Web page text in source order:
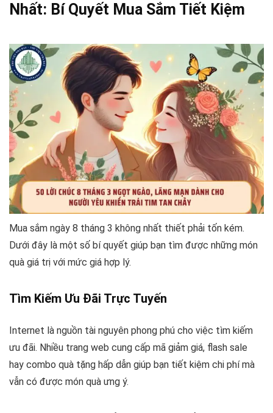
Nhất: Bí Quyết Mua Sắm Tiết Kiệm
Mua sắm ngày 8 tháng 3 không nhất thiết phải tốn kém.
Dưới đây là một số bí quyết giúp bạn tìm được những món
quà giá trị với mức giá hợp lý.
Tìm Kiếm Ưu Đãi Trực Tuyến
Internet là nguồn tài nguyên phong phú cho việc tìm kiếm
ưu đãi. Nhiều trang web cung cấp mã giảm giá, flash sale
hay combo quà tặng hấp dẫn giúp bạn tiết kiệm chi phí mà
vẫn có được món quà ưng ý.